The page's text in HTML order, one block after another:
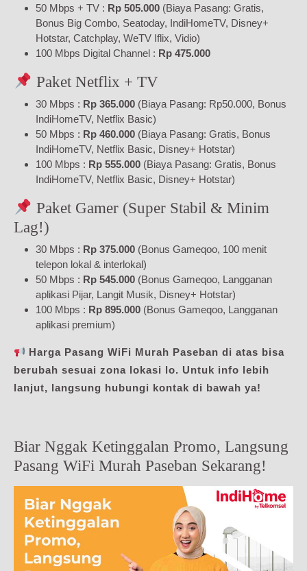
50 Mbps + TV : Rp 505.000 (Biaya Pasang: Gratis,
Bonus Big Combo, Seatoday, IndiHomeTV, Disney+
Hotstar, Catchplay, WeTV Iflix, Vidio)
100 Mbps Digital Channel : Rp 475.000
Paket Netflix + TV
30 Mbps : Rp 365.000 (Biaya Pasang: Rp50.000, Bonus
IndiHomeTV, Netflix Basic)
50 Mbps : Rp 460.000 (Biaya Pasang: Gratis, Bonus
IndiHomeTV, Netflix Basic, Disney+ Hotstar)
100 Mbps : Rp 555.000 (Biaya Pasang: Gratis, Bonus
IndiHomeTV, Netflix Basic, Disney+ Hotstar)
Paket Gamer (Super Stabil & Minim
Lag!)
30 Mbps : Rp 375.000 (Bonus Gameqoo, 100 menit
telepon lokal & interlokal)
50 Mbps : Rp 545.000 (Bonus Gameqoo, Langganan
aplikasi Pijar, Langit Musik, Disney+ Hotstar)
100 Mbps : Rp 895.000 (Bonus Gameqoo, Langganan
aplikasi premium)
Harga Pasang WiFi Murah Paseban di atas bisa
berubah sesuai zona lokasi lo. Untuk info lebih
lanjut, langsung hubungi kontak di bawah ya!
Biar Nggak Ketinggalan Promo, Langsung
Pasang WiFi Murah Paseban Sekarang!